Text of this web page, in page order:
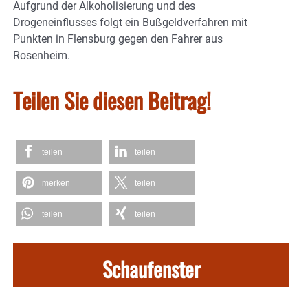
Aufgrund der Alkoholisierung und des
Drogeneinflusses folgt ein Bußgeldverfahren mit
Punkten in Flensburg gegen den Fahrer aus
Rosenheim.
Teilen Sie diesen Beitrag!
teilen teilen
merken teilen
teilen teilen
Schaufenster